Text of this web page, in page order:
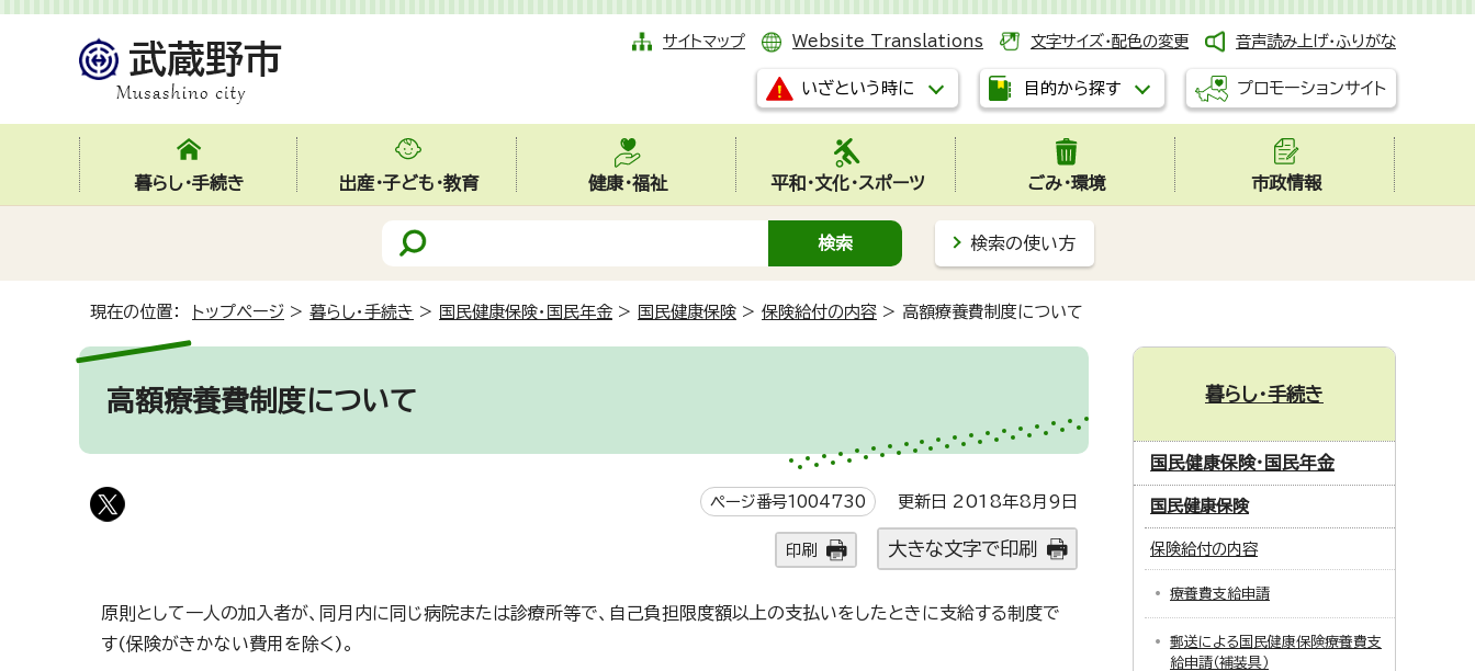
サイトマップ Website Translations 文字サイズ・配色の変更 音声読み上げ・ふりがな
いざという時に 目的から探す プロモーションサイト
暮らし・手続き 出産・子ども・教育 健康・福祉 平和・文化・スポーツ ごみ・環境 市政情報
検索の使い方
現在の位置： トップページ > 暮らし・手続き > 国民健康保険・国民年金 > 国民健康保険 > 保険給付の内容 > 高額療養費制度について
高額療養費制度について
ページ番号1004730 更新日 2018年8月9日
印刷 大きな文字で印刷
原則として一人の加入者が、同月内に同じ病院または診療所等で、自己負担限度額以上の支払いをしたときに支給する制度で
す(保険がきかない費用を除く)。
暮らし・手続き
国民健康保険・国民年金
国民健康保険
保険給付の内容
療養費支給申請
郵送による国民健康保険療養費支
給申請（補装具）